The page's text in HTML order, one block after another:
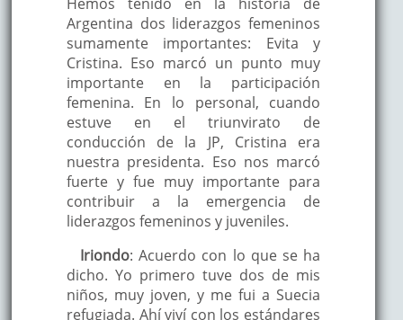
Argentina dos liderazgos femeninos
sumamente importantes: Evita y
Cristina. Eso marcó un punto muy
importante en la participación
femenina. En lo personal, cuando
estuve en el triunvirato de
conducción de la JP, Cristina era
nuestra presidenta. Eso nos marcó
fuerte y fue muy importante para
contribuir a la emergencia de
liderazgos femeninos y juveniles.
Iriondo: Acuerdo con lo que se ha
dicho. Yo primero tuve dos de mis
niños, muy joven, y me fui a Suecia
refugiada. Ahí viví con los estándares